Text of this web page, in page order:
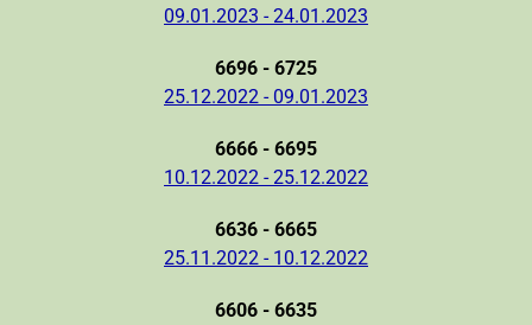
09.01.2023 - 24.01.2023
6696 - 6725
25.12.2022 - 09.01.2023
6666 - 6695
10.12.2022 - 25.12.2022
6636 - 6665
25.11.2022 - 10.12.2022
6606 - 6635